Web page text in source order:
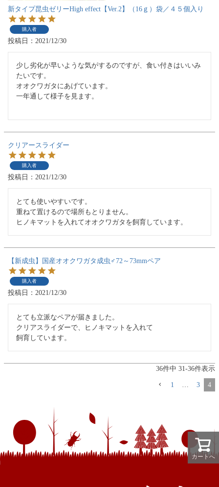
新タイプ昆虫ゼリーHigh effect【Ver.2】（16ｇ）袋／４５個入り
購入者
投稿日 2021/12/30
少し劣化が早いような気がするのですが、食い付きはいいみ
たいです。
オオクワガタにあげています。
一年通して様子を見ます。
クリアースライダー
購入者
投稿日 2021/12/30
とても使いやすいです。
重ねて置けるので場所もとりません。
【新成虫】国産オオクワガタ成虫♂72～73mmペア
購入者
投稿日 2021/12/30
とても立派なペアが届きました。
クリアスライダーで、ヒノキマットを入れて
36件中 31-36件表示
1 … 3 4
カートへ